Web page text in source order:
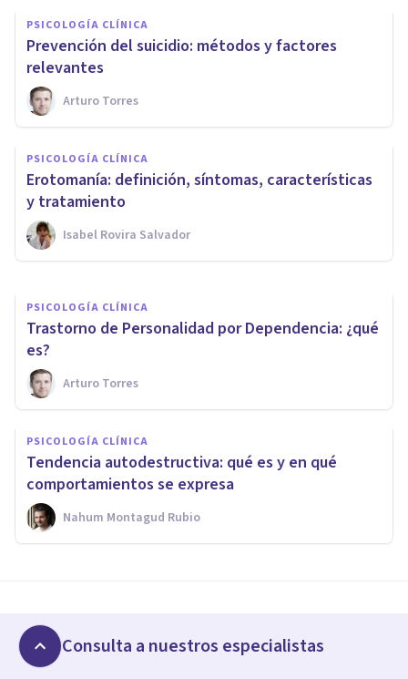
PSICOLOGÍA CLÍNICA
Prevención del suicidio: métodos y factores
relevantes
Arturo Torres
PSICOLOGÍA CLÍNICA
Erotomanía: definición, síntomas, características
y tratamiento
Isabel Rovira Salvador
PSICOLOGÍA CLÍNICA
Inventario Clínico Multiaxial
de Millon: cómo funciona y qué
contiene
Laura Ruiz Mitjana
PSICOLOGÍA CLÍNICA
​Trastorno de Personalidad por Dependencia: ¿qué
es?
Arturo Torres
PSICOLOGÍA CLÍNICA
Tendencia autodestructiva: qué es y en qué
comportamientos se expresa
Nahum Montagud Rubio
Artículos nuevos
Consulta a nuestros especialistas